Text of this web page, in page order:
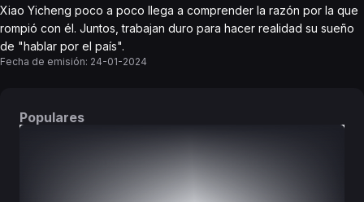
Xiao Yicheng poco a poco llega a comprender la razón por la que
rompió con él. Juntos, trabajan duro para hacer realidad su sueño
de "hablar por el país".
Fecha de emisión: 24-01-2024
Populares